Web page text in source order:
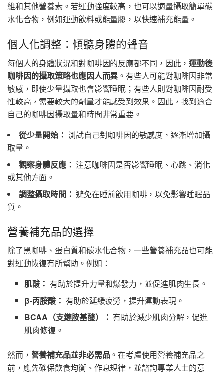
維和其他營養素。若運動強度較高，也可以適量攝取簡單碳
水化合物，例如運動飲料或能量膠，以快速補充能量。
個人化調整：傾聽身體的聲音
每個人的身體狀況和對咖啡因的反應都不同，因此， 運動後
咖啡因的攝取策略也應因人而異 。有些人可能對咖啡因非常
敏感，即使少量攝取也會影響睡眠；有些人則對咖啡因耐受
性較高，需要較大的劑量才能感受到效果。因此，找到適合
自己的咖啡因攝取量和時間非常重要。
從少量開始： 測試自己對咖啡因的敏感度，逐漸增加攝
取量。
觀察身體反應： 注意咖啡因是否影響睡眠、心跳、消化
或其他方面。
調整攝取時間： 避免在睡前飲用咖啡，以免影響睡眠品
質。
營養補充品的選擇
除了黑咖啡、蛋白質和碳水化合物，一些營養補充品也可能
對運動恢復有所幫助。例如：
肌酸： 有助於提升力量和爆發力，並促進肌肉生長。
β-丙胺酸： 有助於延緩疲勞，提升運動表現。
BCAA（支鏈胺基酸）： 有助於減少肌肉分解，促進
肌肉修復。
然而， 營養補充品並非必需品 。在考慮使用營養補充品之
前，應先確保飲食均衡、作息規律，並諮詢專業人士的意